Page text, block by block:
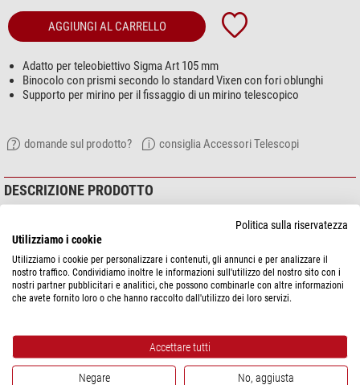
AGGIUNGI AL CARRELLO
Adatto per teleobiettivo Sigma Art 105 mm
Binocolo con prismi secondo lo standard Vixen con fori oblunghi
Supporto per mirino per il fissaggio di un mirino telescopico
domande sul prodotto? consiglia Accessori Telescopi
DESCRIZIONE PRODOTTO
Fissi l'obiettivo della fotocamera a una montatura Astronomik, attacchi un
cercatore e metta a fuoco con il motore di messa a fuoco ZWO EAF.
Con questo anello di sostegno, può finalmente montare il suo obiettivo,
compreso un cannocchiale di guida adatto, in modo sicuro su una piccola
montatura da viaggio. L'inseguimento sicuro senza sovraccaricare la
la montatura EQ3. Le lunghe esposizioni sono ora possibili collegando in
modo sicuro un cannocchiale di guida.
Inoltre, può mettere a fuoco comodamente con il motore di messa a fuoco
Politica sulla riservatezza
Utilizziamo i cookie
Utilizziamo i cookie per personalizzare i contenuti, gli annunci e per analizzare il
nostro traffico. Condividiamo inoltre le informazioni sull'utilizzo del nostro sito con i
nostri partner pubblicitari e analitici, che possono combinarle con altre informazioni
che avete fornito loro o che hanno raccolto dall'utilizzo dei loro servizi.
Accettare tutti
Negare No, aggiusta